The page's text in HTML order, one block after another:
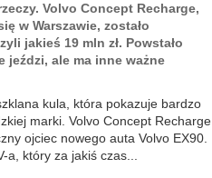
Volvo Concept Recharge,
w Warszawie, zostało
jakieś 19 mln zł. Powstało
jeździ, ale ma inne ważne
kula, która pokazuje bardzo
marki. Volvo Concept Recharge
ojciec nowego auta Volvo EX90.
a, który za jakiś czas...